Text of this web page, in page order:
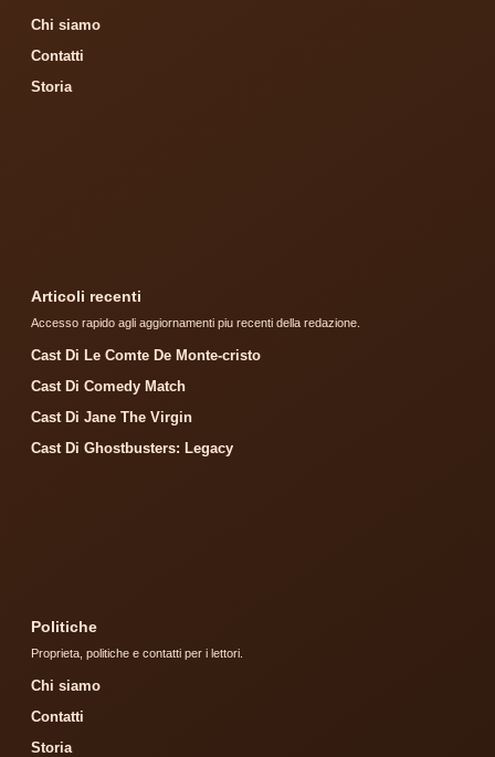
Chi siamo
Contatti
Storia
Articoli recenti
Accesso rapido agli aggiornamenti piu recenti della redazione.
Cast Di Le Comte De Monte-cristo
Cast Di Comedy Match
Cast Di Jane The Virgin
Cast Di Ghostbusters: Legacy
Politiche
Proprieta, politiche e contatti per i lettori.
Chi siamo
Contatti
Storia